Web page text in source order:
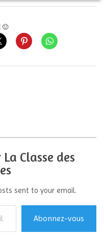
🙂
Classe des
sent to your email.
Abonnez-vous